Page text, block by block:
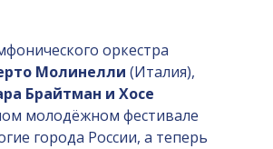
оркестра
Молинелли (Италия),
Брайтман и Хосе
молодёжном фестивале
города России, а теперь